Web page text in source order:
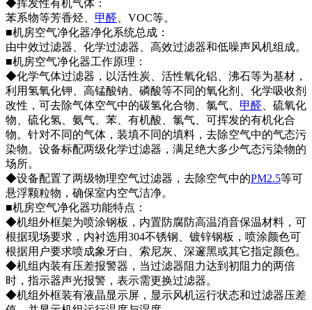
◆挥发性有机气体：
苯系物等芳香烃、 甲醛 、VOC等。
■机房空气净化器净化系统总成：
由中效过滤器、化学过滤器、高效过滤器和低噪声风机组成。
■机房空气净化器工作原理：
◆化学气体过滤器，以活性炭、活性氧化铝、沸石等为基材，
利用氢氧化钾、高锰酸钠、磷酸等不同的氧化剂、化学吸收剂
改性，可去除气体空气中的碳氢化合物、氯气、 甲醛 、硫氧化
物、硫化氢、氨气、苯、有机酸、氯气、可挥发的有机化合
物。针对不同的气体，装填不同的填料，去除空气中的气态污
染物。设备标配两级化学过滤器，满足绝大多少气态污染物的
场所。
◆设备配置了两级物理空气过滤器，去除空气中的PM2.5等可
悬浮颗粒物，确保室内空气洁净。
■机房空气净化器功能特点：
◆机组外框架为喷涂钢板，内置防腐防高温消音保温材料，可
根据现场要求，内衬选用304不锈钢、镀锌钢板，喷涂颜色可
根据用户要求喷成象牙白、索尼灰、深邃黑或其它指定颜色。
◆机组内装有压差报警器，当过滤器阻力达到初阻力的两倍
时，指示器声光报警，表示需更换过滤器。
◆机组外框装有液晶显示屏，显示风机运行状态和过滤器压差